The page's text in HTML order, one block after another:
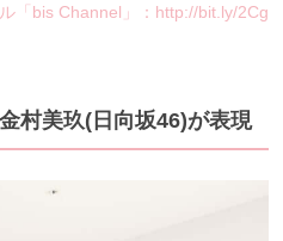
「bis Channel」：http://bit.ly/2Cg
村美玖(日向坂46)が表現